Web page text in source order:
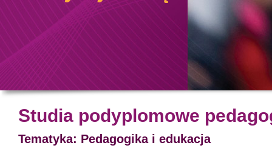
Studia podyplomowe
Tematyka: Pedagogika i edukacja